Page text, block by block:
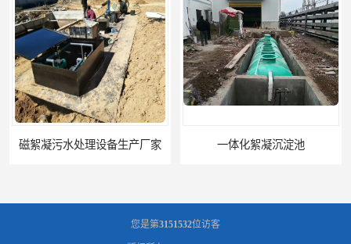
一体化絮凝沉淀池
您是第3151532位访客